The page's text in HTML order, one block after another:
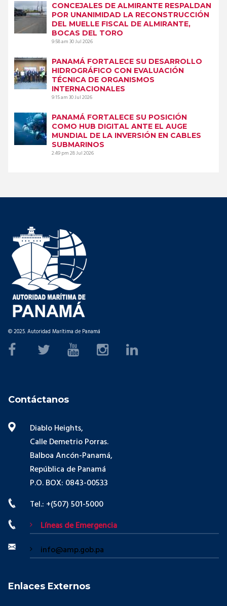
CONCEJALES DE ALMIRANTE RESPALDAN
POR UNANIMIDAD LA RECONSTRUCCIÓN
DEL MUELLE FISCAL DE ALMIRANTE,
BOCAS DEL TORO
9:58 am30 Jul 2026
PANAMÁ FORTALECE SU DESARROLLO
HIDROGRÁFICO CON EVALUACIÓN
TÉCNICA DE ORGANISMOS
INTERNACIONALES
9:15 am30 Jul 2026
PANAMÁ FORTALECE SU POSICIÓN
COMO HUB DIGITAL ANTE EL AUGE
MUNDIAL DE LA INVERSIÓN EN CABLES
SUBMARINOS
2:49 pm28 Jul 2026
© 2025. Autoridad Marítima de Panamá
Contáctanos
Diablo Heights,
Calle Demetrio Porras.
Balboa Ancón-Panamá,
República de Panamá
P.O. BOX: 0843-00533
Tel.: +(507) 501-5000
Líneas de Emergencia
info@amp.gob.pa
Enlaces Externos